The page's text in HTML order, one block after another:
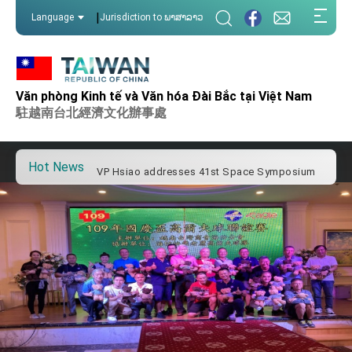
Language | Jurisdiction to ພາສາລາວ
Văn phòng Kinh tế và Văn hóa Đài Bắc tại Việt Nam
駐越南台北經濟文化辦事處
Hot News
Important Remarks of the Ministry of Foreign
Affairs
Taiwan government to open office in Arizona,
advancing Taiwan-US exchanges and
cooperation
for state visit
VP Hsiao addresses 41st Space Symposium
Taiwan’s economic growth is a priority for
President Lai
President Lai’s remarks for Lunar New Year
President Lai interviewed by AFP
President Lai holds press conference on
Taiwan- US Economic Prosperity Partnership
Dialogue
FM Lin attends Taiwan Panorama exhibit at
TIBE
President Lai meets US delegation led by